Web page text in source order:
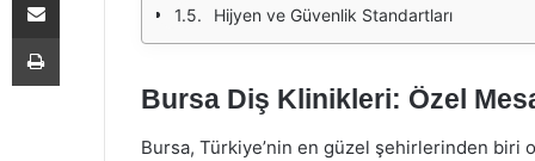
Hijyen ve Güvenlik Standartları
Bursa Diş Klinikleri: Özel
Bursa, Türkiye’nin en güzel şehirlerinden